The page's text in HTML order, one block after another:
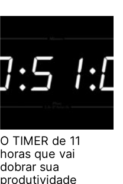
O TIMER de 11
horas que vai
dobrar sua
produtividade